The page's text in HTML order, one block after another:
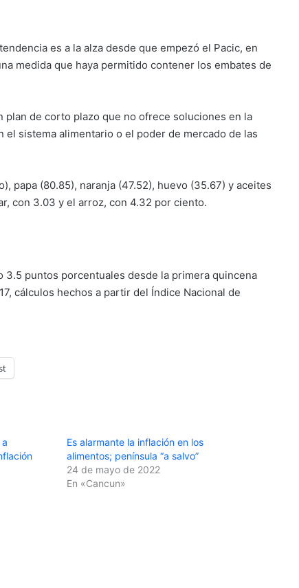
es a la alza desde que empezó el Pacic, en
medida que haya permitido contener los embates de
plan de corto plazo que no ofrece soluciones en la
sistema alimentario o el poder de mercado de las
papa (80.85), naranja (47.52), huevo (35.67) y aceites
con 3.03 y el arroz, con 4.32 por ciento.
3.5 puntos porcentuales desde la primera quincena
cálculos hechos a partir del Índice Nacional de
Es alarmante la inflación en los
alimentos; península “a salvo”
24 de mayo de 2022
En «Cancun»